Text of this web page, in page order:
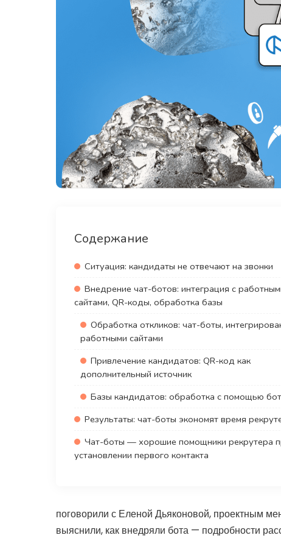
Содержание
Ситуация: кандидаты не отвечают на звонки
Внедрение чат-ботов: интеграция с
сайтами, QR-коды, обработка базы
Обработка откликов: чат-боты,
работными сайтами
Привлечение кандидатов: QR-код как
дополнительный источник
Базы кандидатов: обработка с помощью
Результаты: чат-боты экономят время
Чат-боты — хорошие помощники рекрутера
установлении первого контакта
поговорили с Еленой Дьяконовой, проектным
выяснили, как внедряли бота — подробности